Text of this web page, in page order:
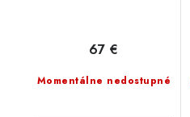
Momentálne nedostupné
67 €